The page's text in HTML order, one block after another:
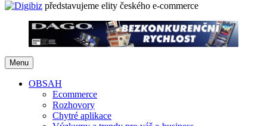
představujeme elity českého e-commerce
Menu
OBSAH
Ecommerce
Rozhovory
Chytré aplikace